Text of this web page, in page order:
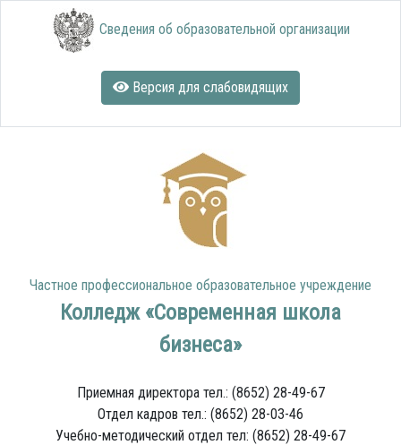
Сведения об образовательной организации
Версия для слабовидящих
Частное профессиональное образовательное учреждение
Колледж «Современная школа
бизнеса»
Приемная директора тел.: (8652) 28-49-67
Отдел кадров тел.: (8652) 28-03-46
Учебно-методический отдел тел: (8652) 28-49-67